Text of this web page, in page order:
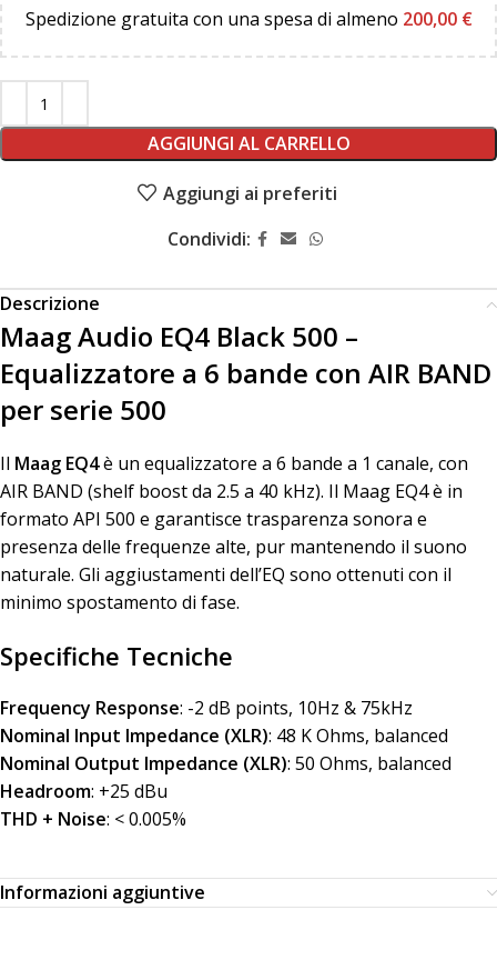
Spedizione gratuita con una spesa di almeno 200,00 €
AGGIUNGI AL CARRELLO
Aggiungi ai preferiti
Condividi:
Descrizione
Maag Audio EQ4 Black 500 –
Equalizzatore a 6 bande con AIR BAND
per serie 500
Il Maag EQ4è un equalizzatore a 6 bande a 1 canale, con
AIR BAND (shelf boost da 2.5 a 40 kHz). Il Maag EQ4 è in
formato API 500 e garantisce trasparenza sonora e
presenza delle frequenze alte, pur mantenendo il suono
naturale. Gli aggiustamenti dell’EQ sono ottenuti con il
minimo spostamento di fase.
Specifiche Tecniche
Frequency Response: -2 dB points, 10Hz & 75kHz
Nominal Input Impedance (XLR): 48 K Ohms, balanced
Nominal Output Impedance (XLR): 50 Ohms, balanced
Headroom: +25 dBu
THD + Noise: < 0.005%
Informazioni aggiuntive